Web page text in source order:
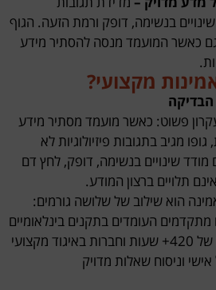
שינויים בנשימה, דופק ורמת הזעה. הגוף
כאשר המועמד מנסה להסתיר מידע
מקצועי?
פשוט: כאשר מועמד מסתיר מידע
מגיב בתגובות פיזיולוגיות לא
שינויים בנשימה, דופק, לחץ דם
תלויים ברצון המודע.
הוא שילוב של שלושה גורמים:
מתקדמים העומדים בתקנים בינלאומיים
וניסוח שאלות מדויק